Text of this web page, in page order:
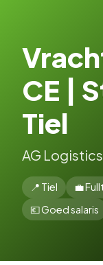
CE |
Tiel
AG Logistics
📍 Tiel 💼
💶 Goed salaris